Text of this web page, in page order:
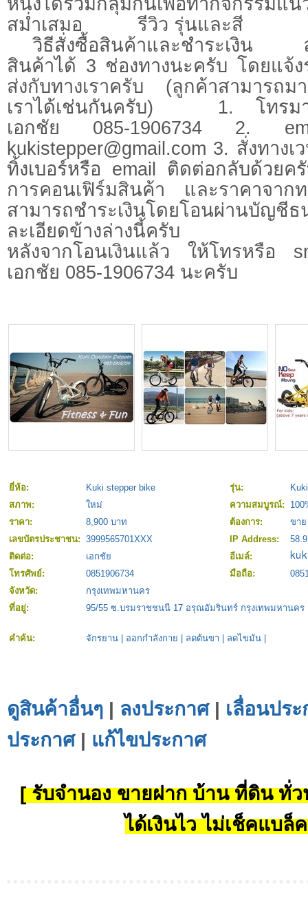
สม่ำเสมอ รีวิว รุ่นและสี
วิธีสั่งซื้อสินค้าและชำระเงิน ลู
สินค้าได้ 3 ช่องทางนะครับ โดยแจ้
ส่งกับทางเราครับ (ลูกค้าสามารถม
เราได้เช่นกันครับ) 1. โทรม
เอกชัย 085-1906734 2.
kukistepper@gmail.com 3. สั่งทางเ
ทิ้งเบอร์หรือ email ติดต่อกลับด้วย
การคอนเฟิร์มสินค้า และราคาจาก
สามารถชำระเงินโดยโอนผ่านบัญชีธ
ละเอียดข้างล่างนี้ครับ
หลังจากโอนเงินแล้ว ให้โทรหรื
เอกชัย 085-1906734 นะครับ
ยี่ห้อ: Kuki stepper bike รุ่น:
Kuki
สภาพ:
ใหม่ ความสมบูรณ์:
ราคา:
8,900 บาท ต้องการ:
ขาย
เลขบัตรประชาชน: 3999565701XXX IP Address:
ติดต่อ:
เอกชัย
อีเมล์:
โทรศัพย์:
0851906734 มือถือ:
จังหวัด:
กรุงเทพมหานคร
ที่อยู่:
95/55 ซ.บรมราชชนนี 17 อรุณอัมรินทร์ กรุงเทพมหานคร
คำค้น: จักรยาน ออกกำลังกาย ลดต้นขา ลดไขมัน
ดูสินค้าอื่นๆ | ลงประกาศ| เลื่อนปร
ประกาศ| แก้ไขประกาศ
[ รับจำนอง ขายฝาก บ้าน ที่ดิน ทั่ว
ได้เงินไว ไม่เช็คแบล็